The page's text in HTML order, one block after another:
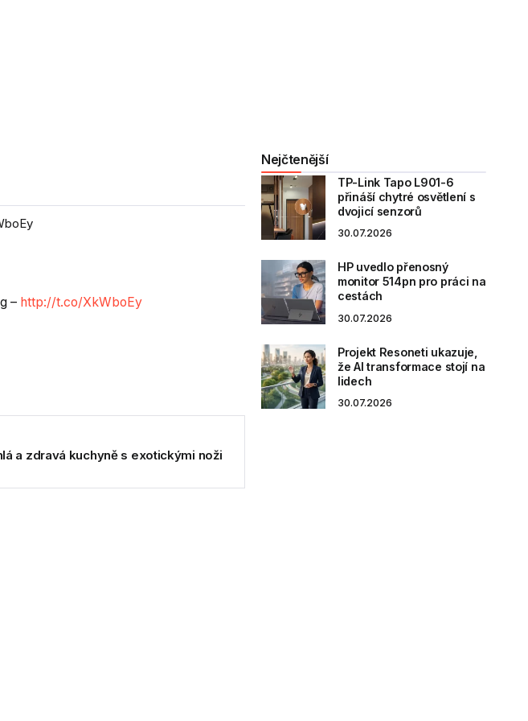
– http://t.co/XkWboEy
a zdravá kuchyně s exotickými noži
Nejčtenější
TP-Link Tapo L901-6
přináší chytré osvětlení s
dvojicí senzorů
30.07.2026
HP uvedlo přenosný
monitor 514pn pro práci na
cestách
30.07.2026
Projekt Resoneti ukazuje,
že AI transformace stojí na
lidech
30.07.2026